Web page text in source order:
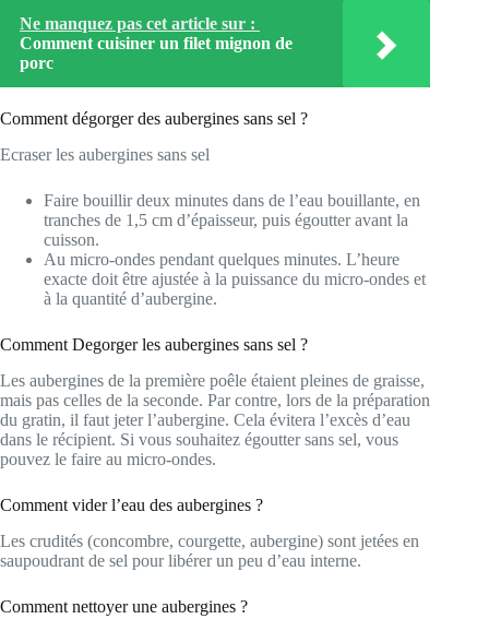
Ne manquez pas cet article sur :
Comment cuisiner un filet mignon de
porc
Comment dégorger des aubergines sans sel ?
Ecraser les aubergines sans sel
Faire bouillir deux minutes dans de l’eau bouillante, en
tranches de 1,5 cm d’épaisseur, puis égoutter avant la
cuisson.
Au micro-ondes pendant quelques minutes. L’heure
exacte doit être ajustée à la puissance du micro-ondes et
à la quantité d’aubergine.
Comment Degorger les aubergines sans sel ?
Les aubergines de la première poêle étaient pleines de graisse,
mais pas celles de la seconde. Par contre, lors de la préparation
du gratin, il faut jeter l’aubergine. Cela évitera l’excès d’eau
dans le récipient. Si vous souhaitez égoutter sans sel, vous
pouvez le faire au micro-ondes.
Comment vider l’eau des aubergines ?
Les crudités (concombre, courgette, aubergine) sont jetées en
saupoudrant de sel pour libérer un peu d’eau interne.
Comment nettoyer une aubergines ?